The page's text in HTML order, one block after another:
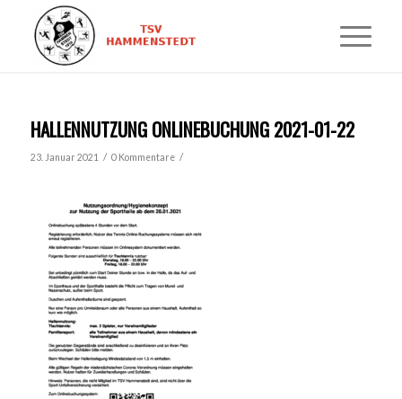
HALLENNUTZUNG ONLINEBUCHUNG 2021-01-22
23. Januar 2021 / 0 Kommentare /